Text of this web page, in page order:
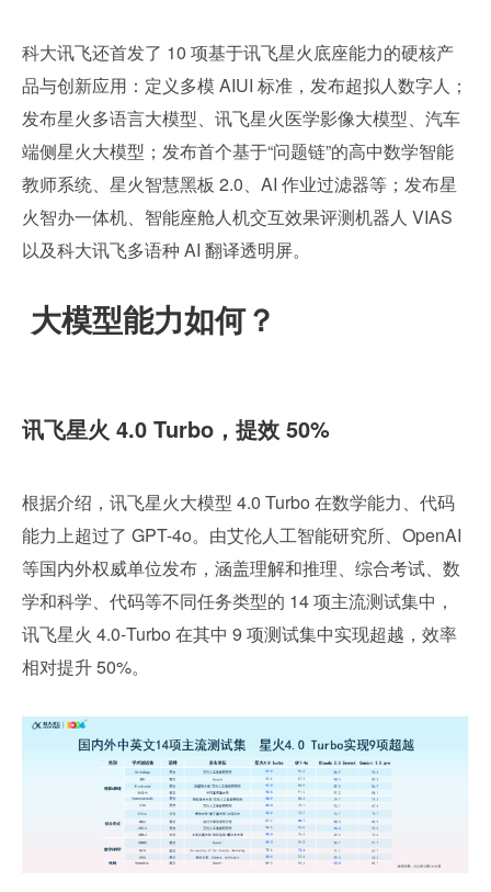
科大讯飞还首发了 10 项基于讯飞星火底座能力的硬核产
品与创新应用：定义多模 AIUI 标准，发布超拟人数字人；
发布星火多语言大模型、讯飞星火医学影像大模型、汽车
端侧星火大模型；发布首个基于“问题链”的高中数学智能
教师系统、星火智慧黑板 2.0、AI 作业过滤器等；发布星
火智办一体机、智能座舱人机交互效果评测机器人 VIAS
以及科大讯飞多语种 AI 翻译透明屏。
大模型能力如何？
讯飞星火 4.0 Turbo，提效 50%
根据介绍，讯飞星火大模型 4.0 Turbo 在数学能力、代码
能力上超过了 GPT-4o。由艾伦人工智能研究所、OpenAI
等国内外权威单位发布，涵盖理解和推理、综合考试、数
学和科学、代码等不同任务类型的 14 项主流测试集中，
讯飞星火 4.0-Turbo 在其中 9 项测试集中实现超越，效率
相对提升 50%。